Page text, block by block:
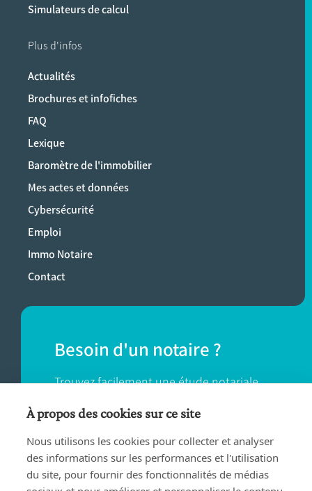
Simulateurs de calcul
Plus d'infos
Actualités
Brochures et infofiches
FAQ
Lexique
Baromètre de l'immobilier
Mes actes et données
Cybersécurité
Emploi
Immo Notaire
Contact
Besoin d'un notaire ?
Trouvez facilement une étude notariale
près de chez vous.
TROUVER UN NOTAIRE
À propos des cookies sur ce site
Nous utilisons les cookies pour collecter et analyser
des informations sur les performances et l'utilisation
du site, pour fournir des fonctionnalités de médias